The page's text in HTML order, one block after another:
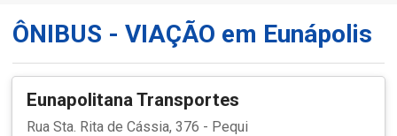
ÔNIBUS - VIAÇÃO em Eunápolis
Eunapolitana Transportes
Rua Sta. Rita de Cássia, 376 - Pequi